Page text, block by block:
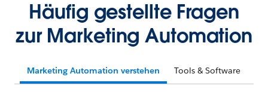
Häufig gestellte Fragen
zur Marketing Automation
Marketing Automation verstehen Tools & Software